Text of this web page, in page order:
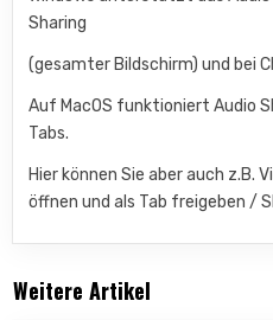
Sharing
(gesamter Bildschirm) und bei
Auf MacOS funktioniert Audio
Tabs.
Hier können Sie aber auch z.B.
öffnen und als Tab freigeben /
Weitere Artikel